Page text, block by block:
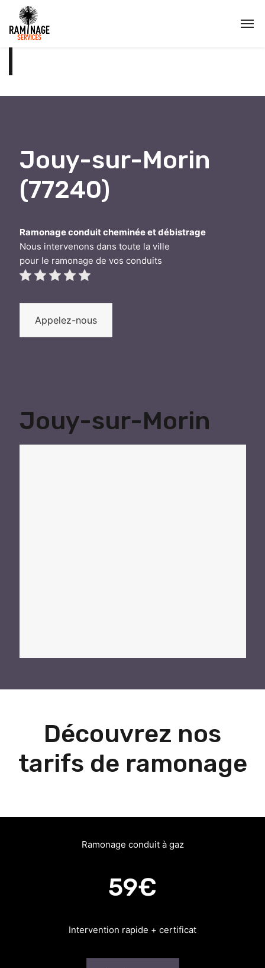
Jouy-sur-Morin
(77240)
Ramonage conduit cheminée et débistrage
Nous intervenons dans toute la ville
pour le ramonage de vos conduits
Appelez-nous
Jouy-sur-Morin
Découvrez nos
tarifs de ramonage
Ramonage conduit à gaz
59€
Intervention rapide + certificat